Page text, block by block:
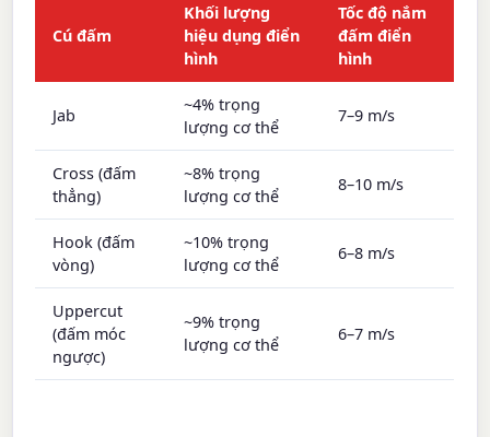
Cú đấm
Khối lượng
hiệu dụng điển
hình
Tốc độ nắm
đấm điển
hình
Jab
~4% trọng
lượng cơ thể
7–9 m/s
Cross (đấm
thẳng)
~8% trọng
lượng cơ thể
8–10 m/s
Hook (đấm
vòng)
~10% trọng
lượng cơ thể
6–8 m/s
Uppercut
(đấm móc
ngược)
~9% trọng
lượng cơ thể
6–7 m/s